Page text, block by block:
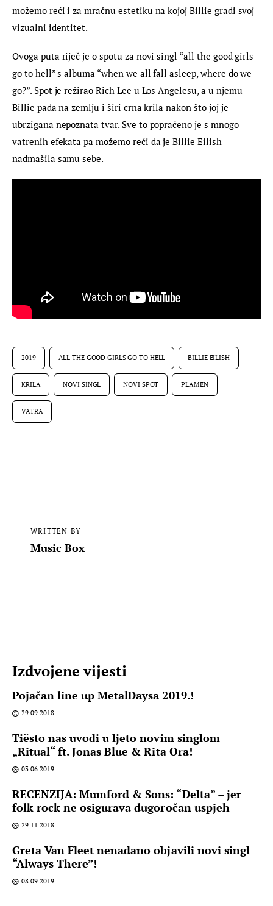
možemo reći i za mračnu estetiku na kojoj Billie gradi svoj
vizualni identitet.
Ovoga puta riječ je o spotu za novi singl “all the good girls
go to hell” s albuma “when we all fall asleep, where do we
go?”. Spot je režirao Rich Lee u Los Angelesu, a u njemu
Billie pada na zemlju i širi crna krila nakon što joj je
ubrzigana nepoznata tvar. Sve to popraćeno je s mnogo
vatrenih efekata pa možemo reći da je Billie Eilish
nadmašila samu sebe.
2019 ALL THE GOOD GIRLS GO TO HELL BILLIE EILISH
KRILA NOVI SINGL NOVI SPOT PLAMEN
VATRA
WRITTEN BY
Music Box
Izdvojene vijesti
Pojačan line up MetalDaysa 2019.!
29.09.2018.
Tiësto nas uvodi u ljeto novim singlom
„Ritual“ ft. Jonas Blue & Rita Ora!
03.06.2019.
RECENZIJA: Mumford & Sons: “Delta” – jer
folk rock ne osigurava dugoročan uspjeh
29.11.2018.
Greta Van Fleet nenadano objavili novi singl
“Always There”!
08.09.2019.